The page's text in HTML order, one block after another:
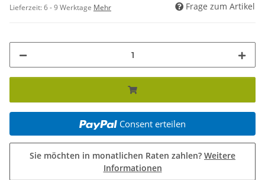
Lieferzeit:6 - 9 Werktage Mehr Frage zum Artikel
Consent erteilen
Sie möchten in monatlichen Raten zahlen? Weitere
Informationen